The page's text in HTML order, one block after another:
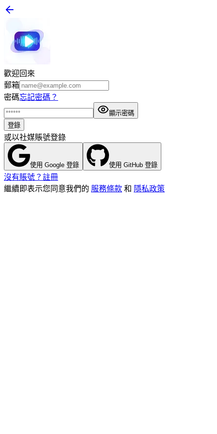
歡迎回來
郵箱
密碼忘記密碼？
顯示密碼
登錄
或以社媒賬號登錄
使用 Google 登錄 使用 GitHub 登錄
沒有賬號？註冊
繼續即表示您同意我們的 服務條款和 隱私政策